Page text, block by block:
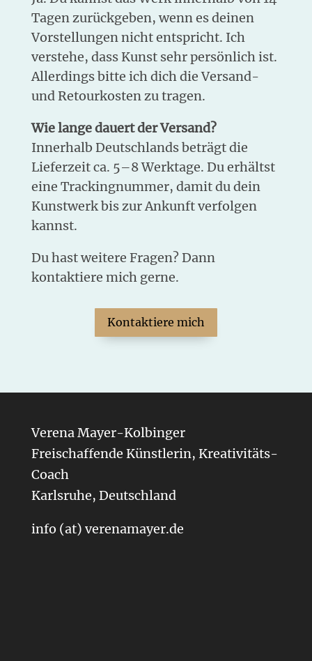
Tagen zurückgeben, wenn es deinen
Vorstellungen nicht entspricht. Ich
verstehe, dass Kunst sehr persönlich ist.
Allerdings bitte ich dich die Versand-
und Retourkosten zu tragen.
Wie lange dauert der Versand?
Innerhalb Deutschlands beträgt die
Lieferzeit ca. 5–8 Werktage. Du erhältst
eine Trackingnummer, damit du dein
Kunstwerk bis zur Ankunft verfolgen
kannst.
Du hast weitere Fragen? Dann
kontaktiere mich gerne.
Kontaktiere mich
Verena Mayer-Kolbinger
Freischaffende Künstlerin, Kreativitäts-
Coach
Karlsruhe, Deutschland
info (at) verenamayer.de